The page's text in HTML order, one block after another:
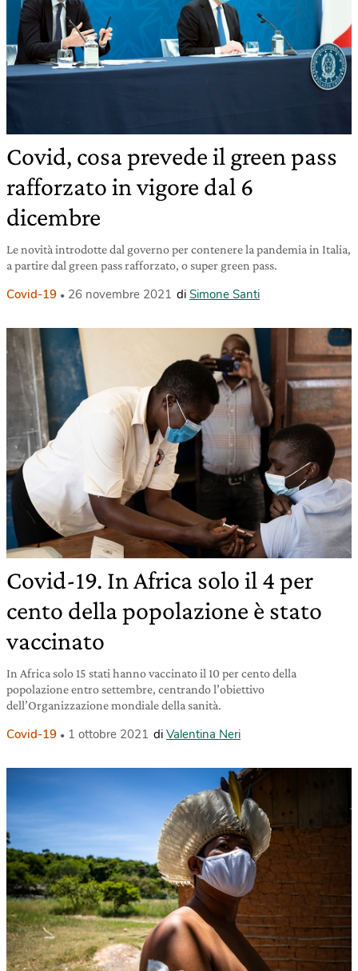
Covid, cosa prevede il green pass
rafforzato in vigore dal 6
dicembre
Le novità introdotte dal governo per contenere la pandemia in Italia,
a partire dal green pass rafforzato, o super green pass.
Covid-19 26 novembre 2021 di Simone Santi
Covid-19. In Africa solo il 4 per
cento della popolazione è stato
vaccinato
In Africa solo 15 stati hanno vaccinato il 10 per cento della
popolazione entro settembre, centrando l’obiettivo
dell’Organizzazione mondiale della sanità.
Covid-19 1 ottobre 2021 di Valentina Neri